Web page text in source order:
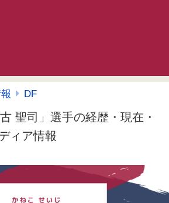
DF
聖司」選手の経歴・現在・
ィア情報